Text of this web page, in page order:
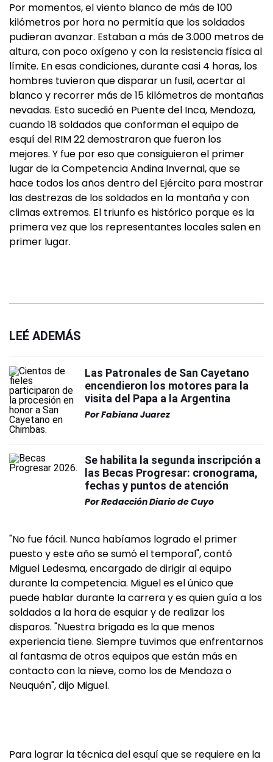
Por momentos, el viento blanco de más de 100
kilómetros por hora no permitía que los soldados
pudieran avanzar. Estaban a más de 3.000 metros de
altura, con poco oxígeno y con la resistencia física al
límite. En esas condiciones, durante casi 4 horas, los
hombres tuvieron que disparar un fusil, acertar al
blanco y recorrer más de 15 kilómetros de montañas
nevadas. Esto sucedió en Puente del Inca, Mendoza,
cuando 18 soldados que conforman el equipo de
esquí del RIM 22 demostraron que fueron los
mejores. Y fue por eso que consiguieron el primer
lugar de la Competencia Andina Invernal, que se
hace todos los años dentro del Ejército para mostrar
las destrezas de los soldados en la montaña y con
climas extremos. El triunfo es histórico porque es la
primera vez que los representantes locales salen en
primer lugar.
LEÉ ADEMÁS
Las Patronales de San Cayetano
encendieron los motores para la
visita del Papa a la Argentina
PorFabiana Juarez
Se habilita la segunda inscripción a
las Becas Progresar: cronograma,
fechas y puntos de atención
PorRedacción Diario de Cuyo
"No fue fácil. Nunca habíamos logrado el primer
puesto y este año se sumó el temporal", contó
Miguel Ledesma, encargado de dirigir al equipo
durante la competencia. Miguel es el único que
puede hablar durante la carrera y es quien guía a los
soldados a la hora de esquiar y de realizar los
disparos. "Nuestra brigada es la que menos
experiencia tiene. Siempre tuvimos que enfrentarnos
al fantasma de otros equipos que están más en
contacto con la nieve, como los de Mendoza o
Neuquén", dijo Miguel.
Para lograr la técnica del esquí que se requiere en la